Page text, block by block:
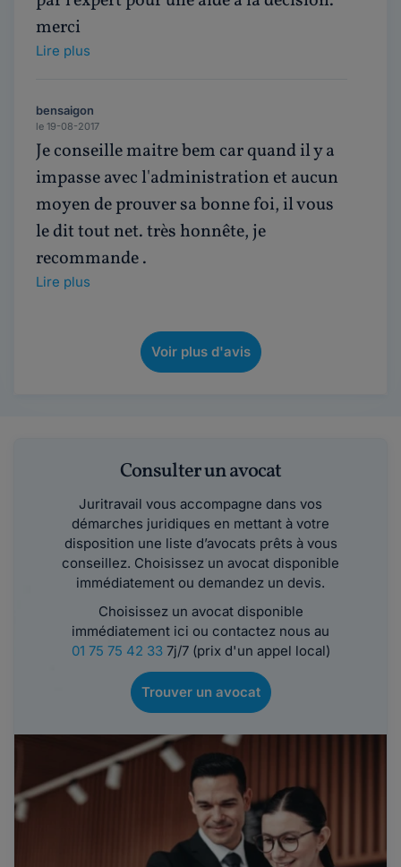
merci
Lire plus
bensaigon
le 19-08-2017
Je conseille maitre bem car quand il y a
impasse avec l'administration et aucun
moyen de prouver sa bonne foi, il vous
le dit tout net. très honnête, je
recommande .
Lire plus
Voir plus d'avis
Consulter un avocat
Juritravail vous accompagne dans vos
démarches juridiques en mettant à votre
disposition une liste d’avocats prêts à vous
conseillez. Choisissez un avocat disponible
immédiatement ou demandez un devis.
Choisissez un avocat disponible
immédiatement ici ou contactez nous au
01 75 75 42 337j/7 (prix d'un appel local)
Trouver un avocat